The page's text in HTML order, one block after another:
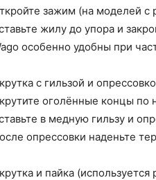
зажим (на моделей
жилу до упора и
особенно удобны при
с гильзой и
оголённые концы по
в медную гильзу и
опрессовки наденьте
и пайка (используется